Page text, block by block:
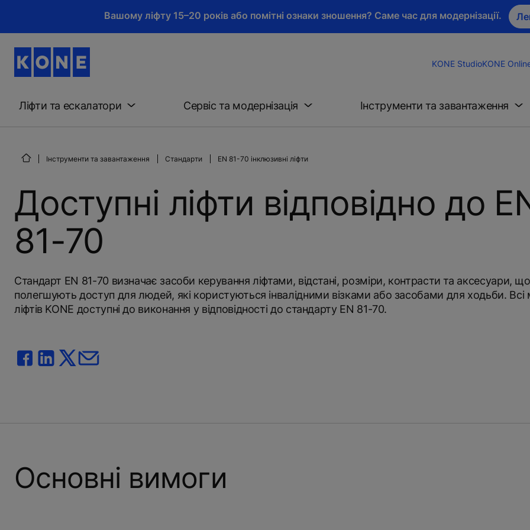
Вашому ліфту 15–20 років або помітні ознаки зношення? Саме час для модернізації.
KONE StudioKONE
Ліфти та ескалатори Сервіс та модернізація Інструменти та завантаження
Інструменти та завантаження Стандарти EN 81-70 інклюзивні ліфти
Доступні ліфти відповідно до
81-70
Стандарт EN 81-70 визначає засоби керування ліфтами, відстані, розміри, контрасти та аксесуари, що
полегшують доступ для людей, які користуються інвалідними візками або засобами для ходьби. Всі
ліфтів KONE доступні до виконання у відповідності до стандарту EN 81-70.
Основні вимоги